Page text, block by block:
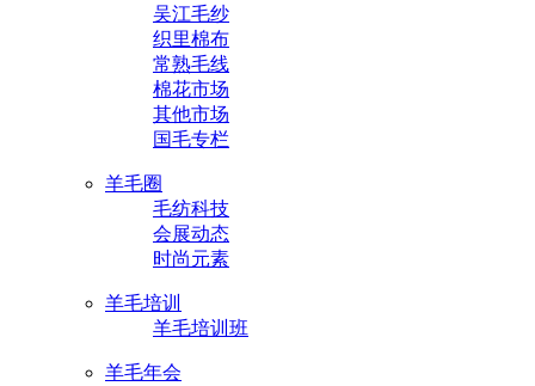
吴江毛纱
织里棉布
常熟毛线
棉花市场
其他市场
国毛专栏
羊毛圈
毛纺科技
会展动态
时尚元素
羊毛培训
羊毛培训班
羊毛年会